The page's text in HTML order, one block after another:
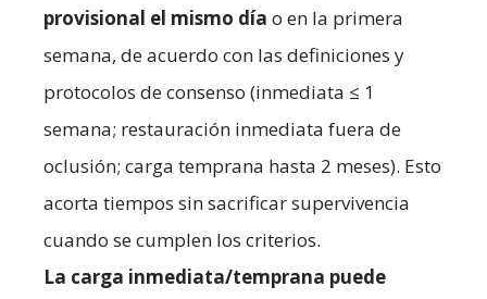
provisional el mismo día o en la primera
semana, de acuerdo con las definiciones y
protocolos de consenso (inmediata ≤ 1
semana; restauración inmediata fuera de
oclusión; carga temprana hasta 2 meses). Esto
acorta tiempos sin sacrificar supervivencia
cuando se cumplen los criterios.
La carga inmediata/temprana puede